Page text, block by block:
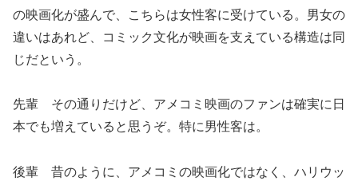
の映画化が盛んで、こちらは女性客に受けている。男女の
違いはあれど、コミック文化が映画を支えている構造は同
じだという。
先輩 その通りだけど、アメコミ映画のファンは確実に日
本でも増えていると思うぞ。特に男性客は。
後輩 昔のように、アメコミの映画化ではなく、ハリウッ